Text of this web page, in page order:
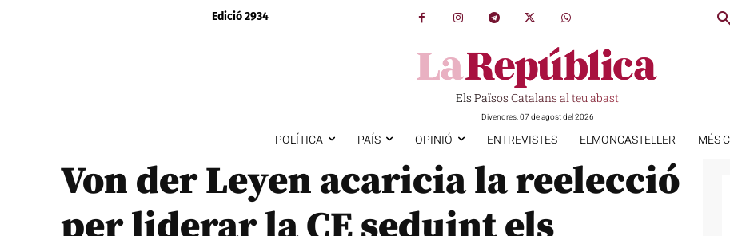
Edició 2934
Els Països Catalans al teu abast
Divendres, 07 de agost del 2026
POLÍTICA PAÍS OPINIÓ ENTREVISTES ELMONCASTELLER MÉS
Von der Leyen acaricia la reelecció